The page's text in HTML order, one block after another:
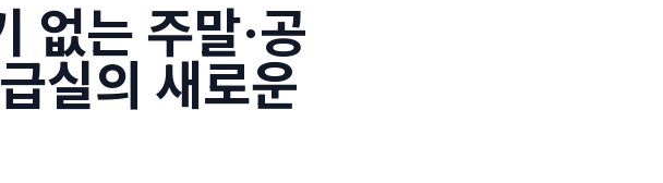
없는 주말·공
실의 새로운